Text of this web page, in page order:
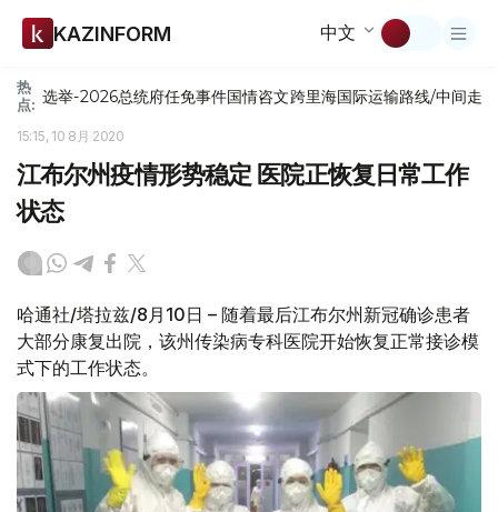
KAZINFORM 中文
热
点: 选举-2026总统府任免事件国情咨文跨里海国际运输路线/中间走廊
15:15, 10 8月 2020
江布尔州疫情形势稳定 医院正恢复日常工作
状态
哈通社/塔拉兹/8月10日 – 随着最后江布尔州新冠确诊患者
大部分康复出院，该州传染病专科医院开始恢复正常接诊模
式下的工作状态。